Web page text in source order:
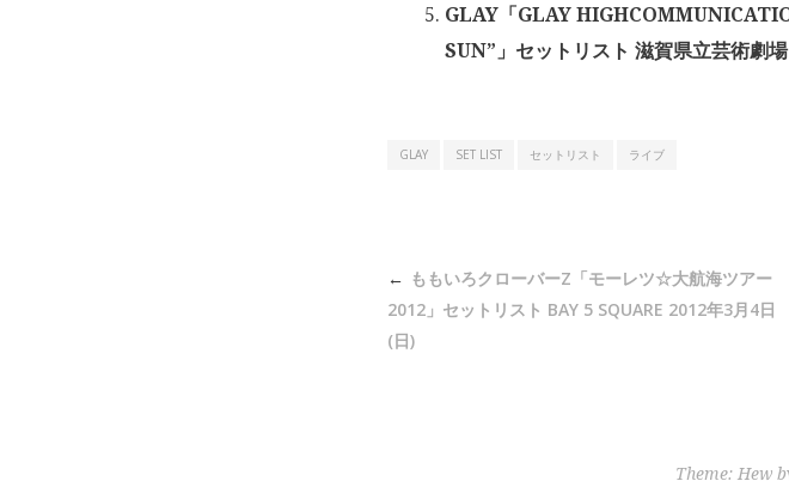
GLAY「GLAY
SUN”」セットリスト 滋賀県立芸術劇
GLAY SET LIST セットリスト ライブ
ももいろクローバーZ「モーレツ☆大航海ツアー
2012」セットリスト BAY 5 SQUARE 2012年3月4日
(日)
Theme: Hew